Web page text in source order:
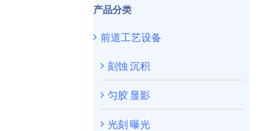
产品分类
前道工艺设备
刻蚀 沉积
匀胶 显影
光刻 曝光